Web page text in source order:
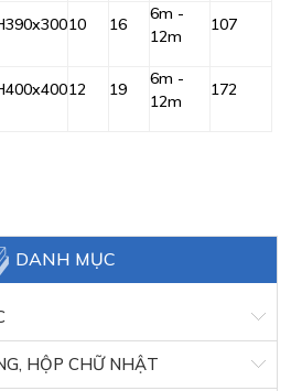
10 16
6m -
12m
107
12 19
6m -
12m
172
DANH MỤC
HỘP CHỮ NHẬT